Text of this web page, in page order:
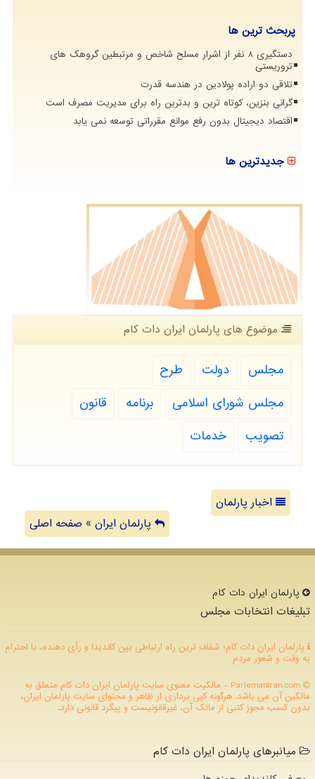
پربحث ترین ها
دستگیری 8 نفر از اشرار مسلح شاخص و مرتبطین گروهک های
تروریستی
تلاقی دو اراده پولادین در هندسه قدرت
گرانی بنزین، کوتاه ترین و بدترین راه برای مدیریت مصرف است
اقتصاد دیجیتال بدون رفع موانع مقرراتی توسعه نمی یابد
جدیدترین ها
موضوع های پارلمان ایران دات كام
مجلس دولت
طرح
مجلس شورای اسلامی
برنامه
قانون
تصویب
خدمات
اخبار پارلمان
پارلمان ایران » صفحه اصلی
پارلمان ایران دات كام
تبلیغات انتخابات مجلس
پارلمان ایران دات کام؛ شفاف ترین راه ارتباطی بین کاندیدا و رأی دهنده، با احترام
به وقت و شعور مردم
ParlemanIran.com - مالکیت معنوی سایت پارلمان ایران دات كام متعلق به
مالکین آن می باشد. هرگونه کپی برداری از ظاهر و محتوای سایت پارلمان ایران،
بدون کسب مجوز کتبی از مالک آن، غیرقانونیست و پیگرد قانونی دارد.
میانبرهای پارلمان ایران دات کام